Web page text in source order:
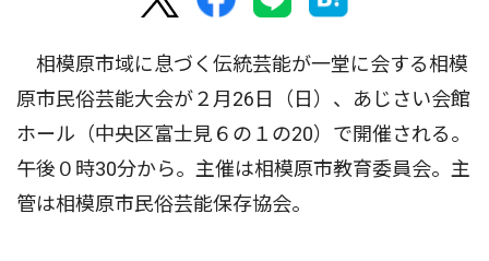
相模原市域に息づく伝統芸能が一堂に会する相模
原市民俗芸能大会が２月26日（日）、あじさい会館
ホール（中央区富士見６の１の20）で開催される。
午後０時30分から。主催は相模原市教育委員会。主
管は相模原市民俗芸能保存協会。